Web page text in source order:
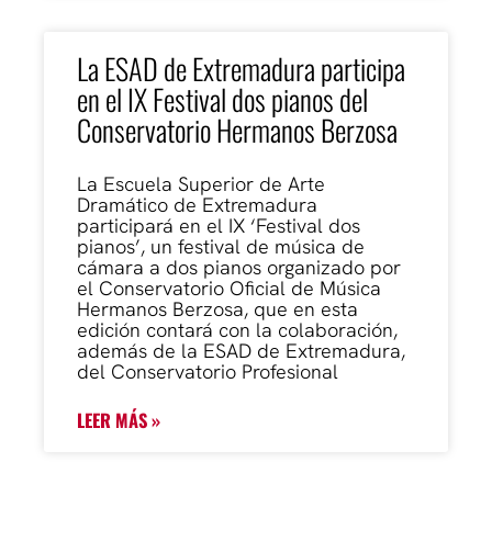
La ESAD de Extremadura participa
en el IX Festival dos pianos del
Conservatorio Hermanos Berzosa
La Escuela Superior de Arte
Dramático de Extremadura
participará en el IX ‘Festival dos
pianos’, un festival de música de
cámara a dos pianos organizado por
el Conservatorio Oficial de Música
Hermanos Berzosa, que en esta
edición contará con la colaboración,
además de la ESAD de Extremadura,
del Conservatorio Profesional
LEER MÁS »